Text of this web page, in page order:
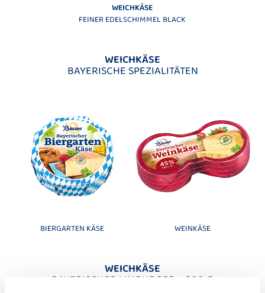
WEICHKÄSE
FEINER EDELSCHIMMEL BLACK
WEICHKÄSE
BAYERISCHE SPEZIALITÄTEN
BIERGARTEN KÄSE WEINKÄSE
WEICHKÄSE
BAYERISCHER LIMBURGER – 200 G